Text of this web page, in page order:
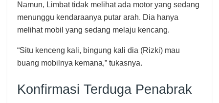
Namun, Limbat tidak melihat ada motor yang sedang
menunggu kendaraanya putar arah. Dia hanya
melihat mobil yang sedang melaju kencang.
“Situ kenceng kali, bingung kali dia (Rizki) mau
buang mobilnya kemana,” tukasnya.
Konfirmasi Terduga Penabrak